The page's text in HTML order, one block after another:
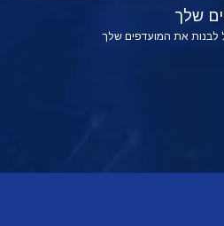
שלך
לבנות את המועדפים שלך